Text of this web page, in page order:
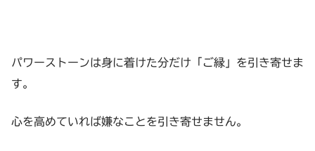
パワーストーンは身に着けた分だけ「ご縁」を引き寄せま
す。
心を高めていれば嫌なことを引き寄せません。